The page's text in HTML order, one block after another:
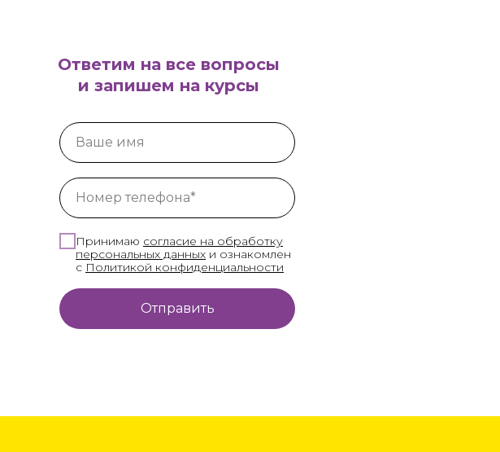
Ваше имя
Номер телефона*
Принимаю согласие на обработку
персональных данных и ознакомлен
с Политикой конфиденциальности
Отправить
Ответим на все вопросы
и запишем на курсы